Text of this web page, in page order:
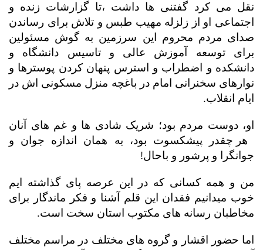
نقل می کرد گفتنی ها داشت ،تا گزارشات زنده و
اجتماعی او از زلزله مهیب طبس و تلاش برای رساندن
صدای مردم محروم این سرزمین به گوش مسئولین
برای توسعه آموزش عالی و تاسیس دانشگاه و
دانشکده و اضطراب و استرس پنهان کردن پوسترها و
نوارهای سخنرانی امام در باغچه منزل مسکونی اش در
ایام انقلاب.
او، دوست مردم بود؛ شریک شادی ها و غم های آنان
هر چقدر پیشکسوت بود، به همان اندازه جوان و
جوانگرا و پرشور و باحال!
من و همه کسانی که در این عرصه پای گذاشته ایم
خوب میدانیم فقدان این قلم آشنا و فکر ماندگار برای
مخاطبان رسانه های مکتوب استان سخت است.
اما حضور اقشار و گروه های مختلف در مراسم مختلف